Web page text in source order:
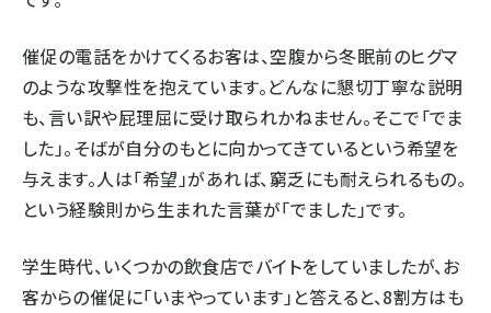
催促の電話をかけてくるお客は、空腹から冬眠前のヒグマ
のような攻撃性を抱えています。どんなに懇切丁寧な説明
も、言い訳や屁理屈に受け取られかねません。そこで「でま
した」。そばが自分のもとに向かってきているという希望を
与えます。人は「希望」があれば、窮乏にも耐えられるもの。
という経験則から生まれた言葉が「でました」です。
学生時代、いくつかの飲食店でバイトをしていましたが、お
客からの催促に「いまやっています」と答えると、8割方はも